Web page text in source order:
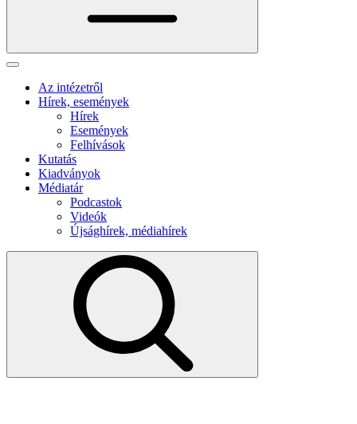
Az intézetről
Hírek, események
Hírek
Események
Felhívások
Kutatás
Kiadványok
Médiatár
Podcastok
Videók
Újsághírek, médiahírek